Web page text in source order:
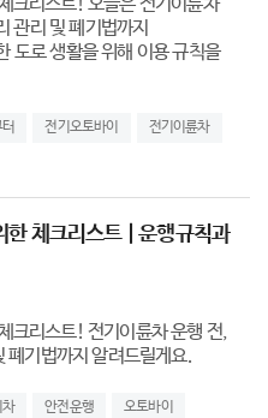
관리 및 폐기법까지
도로 생활을 위해 이용 규칙을
전기오토바이 전기이륜차
한 체크리스트 | 운행규칙과
크리스트! 전기이륜차 운행 전,
폐기법까지 알려드릴게요.
차 안전운행 오토바이